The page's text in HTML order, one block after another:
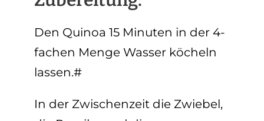
Den Quinoa 15 Minuten in der 4-
fachen Menge Wasser köcheln
lassen.#
In der Zwischenzeit die Zwiebel,